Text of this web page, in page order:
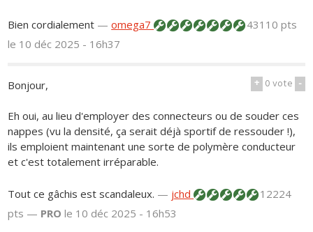
Bien cordialement —omega7
43110 pts
le 10 déc 2025 - 16h37
+ 0vote -
Bonjour,
Eh oui, au lieu d'employer des connecteurs ou de souder ces
nappes (vu la densité, ça serait déjà sportif de ressouder !),
ils emploient maintenant une sorte de polymère conducteur
et c'est totalement irréparable.
Tout ce gâchis est scandaleux. — jchd
12224
pts — PRO le 10 déc 2025 - 16h53